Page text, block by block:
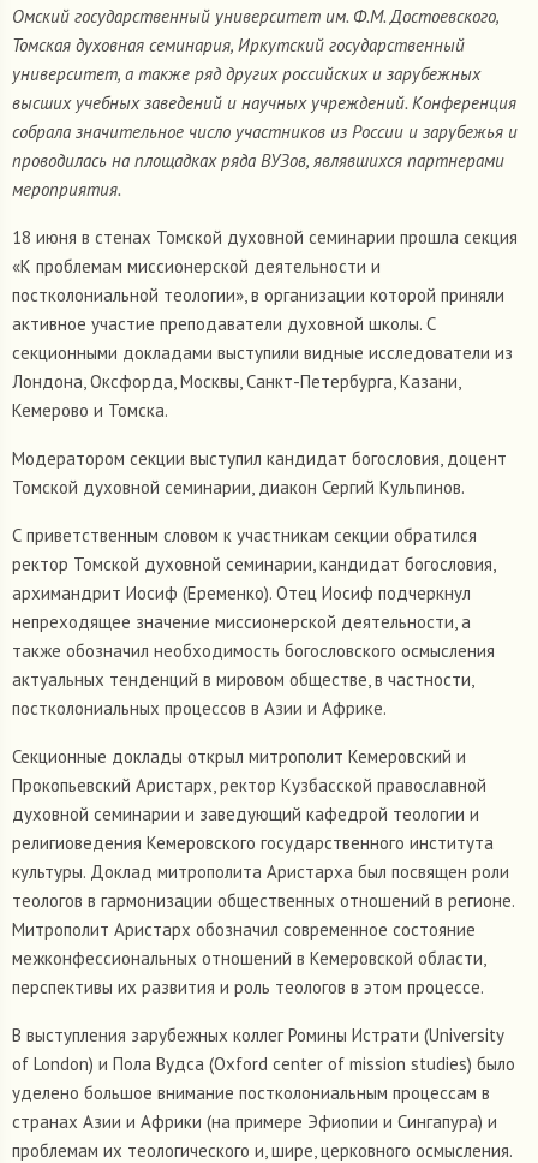
Омский государственный университет им. Ф.М. Достоевского,
Томская духовная семинария, Иркутский государственный
университет, а также ряд других российских и зарубежных
высших учебных заведений и научных учреждений. Конференция
собрала значительное число участников из России и зарубежья и
проводилась на площадках ряда ВУЗов, являвшихся партнерами
мероприятия.
18 июня в стенах Томской духовной семинарии прошла секция
«К проблемам миссионерской деятельности и
постколониальной теологии», в организации которой приняли
активное участие преподаватели духовной школы. С
секционными докладами выступили видные исследователи из
Лондона, Оксфорда, Москвы, Санкт-Петербурга, Казани,
Кемерово и Томска.
Модератором секции выступил кандидат богословия, доцент
Томской духовной семинарии, диакон Сергий Кульпинов.
С приветственным словом к участникам секции обратился
ректор Томской духовной семинарии, кандидат богословия,
архимандрит Иосиф (Еременко). Отец Иосиф подчеркнул
непреходящее значение миссионерской деятельности, а
также обозначил необходимость богословского осмысления
актуальных тенденций в мировом обществе, в частности,
постколониальных процессов в Азии и Африке.
Секционные доклады открыл митрополит Кемеровский и
Прокопьевский Аристарх, ректор Кузбасской православной
духовной семинарии и заведующий кафедрой теологии и
религиоведения Кемеровского государственного института
культуры. Доклад митрополита Аристарха был посвящен роли
теологов в гармонизации общественных отношений в регионе.
Митрополит Аристарх обозначил современное состояние
межконфессиональных отношений в Кемеровской области,
перспективы их развития и роль теологов в этом процессе.
В выступления зарубежных коллег Ромины Истрати (University
of London) и Пола Вудса (Oxford center of mission studies) было
уделено большое внимание постколониальным процессам в
странах Азии и Африки (на примере Эфиопии и Сингапура) и
проблемам их теологического и, шире, церковного осмысления.